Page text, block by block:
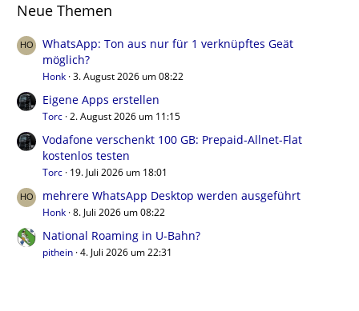
Neue Themen
WhatsApp: Ton aus nur für 1 verknüpftes Geät
möglich?
Honk 3. August 2026 um 08:22
Eigene Apps erstellen
Torc 2. August 2026 um 11:15
Vodafone verschenkt 100 GB: Prepaid-Allnet-Flat
kostenlos testen
Torc 19. Juli 2026 um 18:01
mehrere WhatsApp Desktop werden ausgeführt
Honk 8. Juli 2026 um 08:22
National Roaming in U-Bahn?
pithein 4. Juli 2026 um 22:31